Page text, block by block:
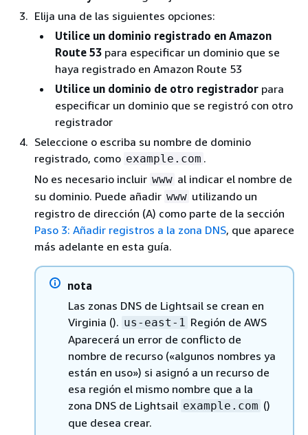
Elija una de las siguientes opciones:
Utilice un dominio registrado en Amazon
Route 53 para especificar un dominio que se
haya registrado en Amazon Route 53
Utilice un dominio de otro registrador para
especificar un dominio que se registró con otro
registrador
Seleccione o escriba su nombre de dominio
registrado, como example.com .
No es necesario incluir www al indicar el nombre de
su dominio. Puede añadir www utilizando un
registro de dirección (A) como parte de la sección
Paso 3: Añadir registros a la zona DNS, que aparece
más adelante en esta guía.
nota
Las zonas DNS de Lightsail se crean en
Virginia (). us-east-1 Región de AWS
Aparecerá un error de conflicto de
nombre de recurso («algunos nombres ya
están en uso») si asignó a un recurso de
esa región el mismo nombre que a la
zona DNS de Lightsail example.com ()
que desea crear.